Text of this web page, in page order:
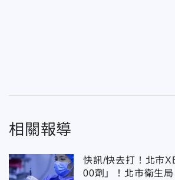
相關報導
快訊/快去打！北市
00劑」！北市衛生